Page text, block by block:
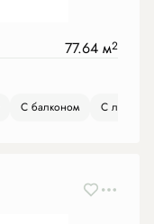
77.64 м2
С балконом С